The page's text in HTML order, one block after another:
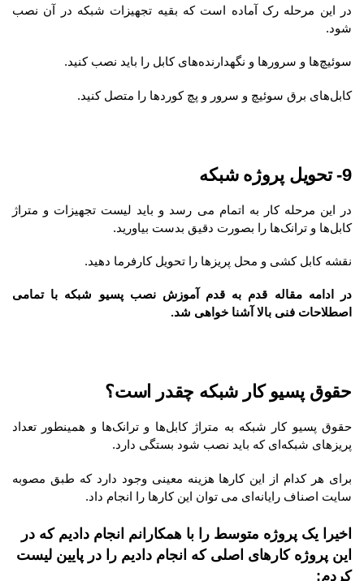
در این مرحله رک آماده است که بقیه تجهیزات شبکه در آن نصب
شود.
سوئیچ‌ها و سرورها و نگهدارنده‌های کابل را باید نصب کنید.
کابل‌های برق سوئیچ و سرور و پچ کورد‌ها را متصل کنید.
9- تحویل پروژه شبکه
در این مرحله کار به اتمام می رسد و باید لیست تجهیزات و متراژ
کابل‌ها و ترانک‌ها را بصورت دقیق بدست بیاورید.
نقشه کابل کشی و محل پریزها را تحویل کارفرما دهید.
در ادامه مقاله قدم به قدم آموزش نصب پسیو شبکه با تمامی
اصطلاحات فنی بالا آشنا خواهی شد.
حقوق پسیو کار شبکه چقدر است؟
حقوق پسیو کار شبکه به متراژ کابل‌ها و ترانک‌ها و همینطور تعداد
پریزهای شبکه‌ای که باید نصب شود بستگی دارد.
برای هر کدام از این کارها هزینه معینی وجود دارد که طبق مصوبه
سایت اصناف رایانه‌ای می توان این کارها را انجام داد.
اخیرا یک پروژه متوسط را با همکارانم انجام دادیم که در
این پروژه کارهای اصلی که انجام دادیم را در پایین لیست
کردم: